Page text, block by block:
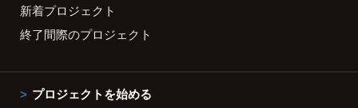
新着プロジェクト
終了間際のプロジェクト
プロジェクトを始める